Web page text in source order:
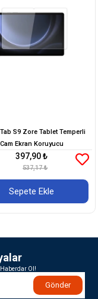
S9 Zore Tablet Temperli
Cam Ekran Koruyucu
397,90 ₺
537,17 ₺
Sepete Ekle
Haberdar Ol!
Gönder